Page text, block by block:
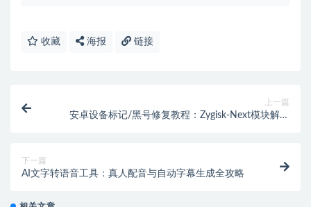
收藏 海报 链接
上一篇
安卓设备标记/黑号修复教程：Zygisk-Next模块解决
下一篇
AI文字转语音工具：真人配音与自动字幕生成全攻略